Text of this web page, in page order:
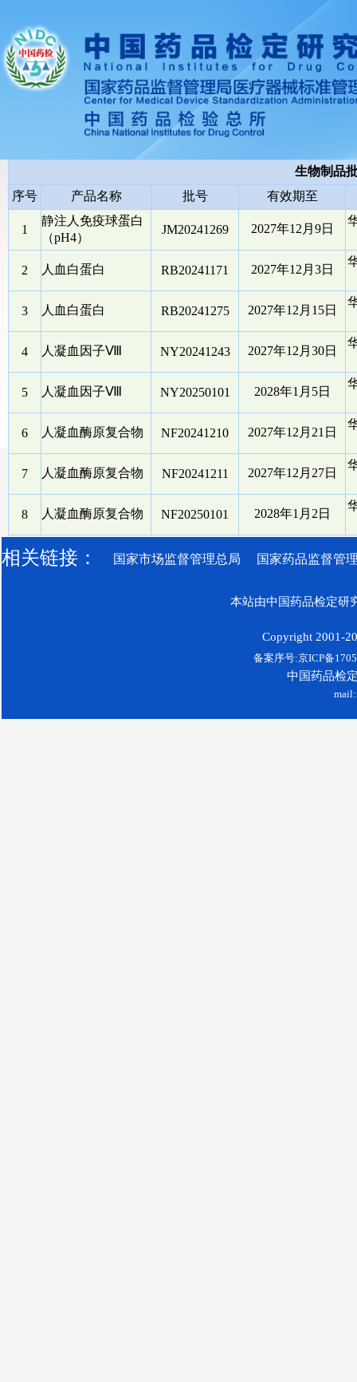
生物制品
序号
产品名称 批号 有效期至
1
静注人免疫球蛋白
（pH4）
JM20241269 2027年12月9日
2 人血白蛋白 RB20241171 2027年12月3日
3 人血白蛋白 RB20241275 2027年12月15日
4 人凝血因子Ⅷ NY20241243 2027年12月30日
5 人凝血因子Ⅷ NY20250101 2028年1月5日
6 人凝血酶原复合物 NF20241210 2027年12月21日
7 人凝血酶原复合物 NF20241211 2027年12月27日
8 人凝血酶原复合物 NF20250101 2028年1月2日
相关链接： 国家市场监督管理总局 国家药品监督管
本站由中国药品检定研
Copyright 2001-
备案序号:京ICP备
中国药品检